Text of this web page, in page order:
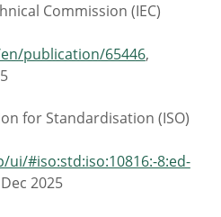
Commission (IEC)
publication/65446,
for Standardisation (ISO)
#iso:std:iso:10816:-8:ed-
2025